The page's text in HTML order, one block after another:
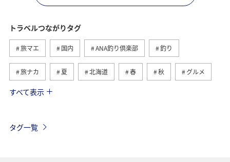
トラベルつながりタグ
旅マエ 国内 ANA釣り倶楽部 釣り
旅ナカ 夏 北海道 春 秋 グルメ
海 海外
すべて表示
タグ一覧